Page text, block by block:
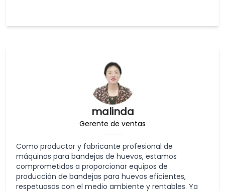
malinda
Gerente de ventas
Como productor y fabricante profesional de
máquinas para bandejas de huevos, estamos
comprometidos a proporcionar equipos de
producción de bandejas para huevos eficientes,
respetuosos con el medio ambiente y rentables. Ya